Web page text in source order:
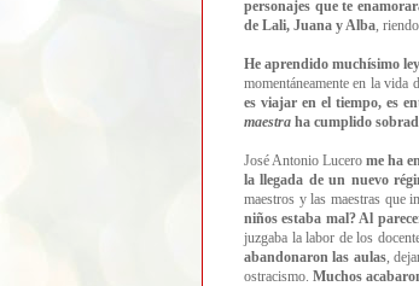
personajes que te
de Lali, Juana y Alba ,
He aprendido muchísimo
momentáneamente en la vida
es viajar en el tiempo, es
maestra ha cumplido
José Antonio Lucerome ha
la llegada de un nuevo
maestros y las maestras que
niños estaba mal? Al
juzgaba la labor de los
abandonaron las aulas,
ostracismo. Muchos